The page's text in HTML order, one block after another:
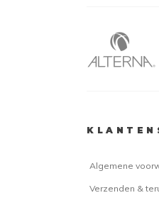
Algemene
Verzenden &